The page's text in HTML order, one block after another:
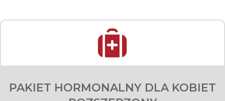
PAKIET HORMONALNY DLA KOBIET